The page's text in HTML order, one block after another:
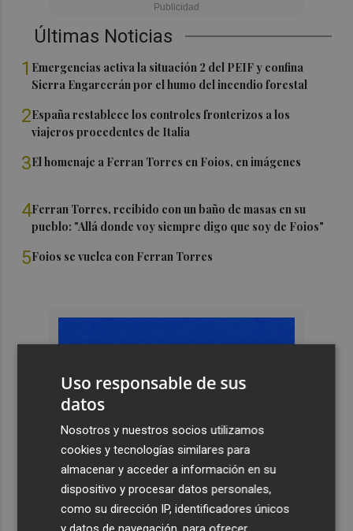
Últimas Noticias
1 Emergencias activa la situación 2 del PEIF y confina
Sierra Engarcerán por el humo del incendio forestal
2España restablece los controles fronterizos a los
viajeros procedentes de Italia
3El homenaje a Ferran Torres en Foios, en imágenes
4Ferran Torres, recibido con un baño de masas en su
pueblo: "Allá donde voy siempre digo que soy de Foios"
5Foios se vuelca con Ferran Torres
Uso responsable de sus
datos
Nosotros y nuestros socios utilizamos
cookies y tecnologías similares para
almacenar y acceder a información en su
dispositivo y procesar datos personales,
como su dirección IP, identificadores únicos